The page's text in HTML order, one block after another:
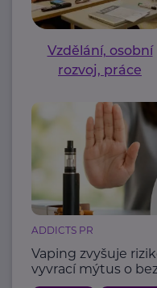
Vzdělání, osobní
rozvoj, práce
ADDICTS PR
Vaping zvyšuje
vyvrací mýtus o